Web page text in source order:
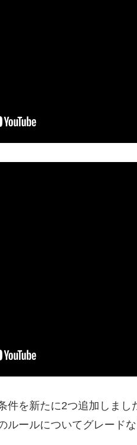
を新たに2つ追加しまし
ールについてグレード